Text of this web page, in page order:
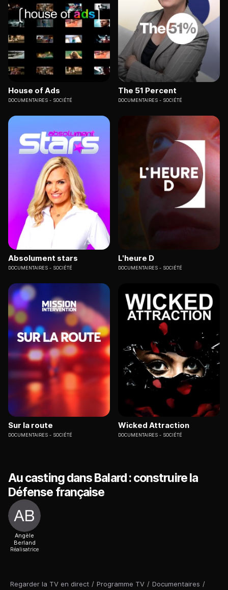
Regarder la TV en direct / Programme TV / Documentaires /
House of Ads
DOCUMENTAIRES SOCIÉTÉ
The 51 Percent
DOCUMENTAIRES SOCIÉTÉ
Absolument stars
DOCUMENTAIRES SOCIÉTÉ
L'heure D
DOCUMENTAIRES SOCIÉTÉ
Sur la route
DOCUMENTAIRES SOCIÉTÉ
Wicked Attraction
DOCUMENTAIRES SOCIÉTÉ
Au casting dans Balard : construire la
Défense française
Angèle
Berland
Réalisatrice